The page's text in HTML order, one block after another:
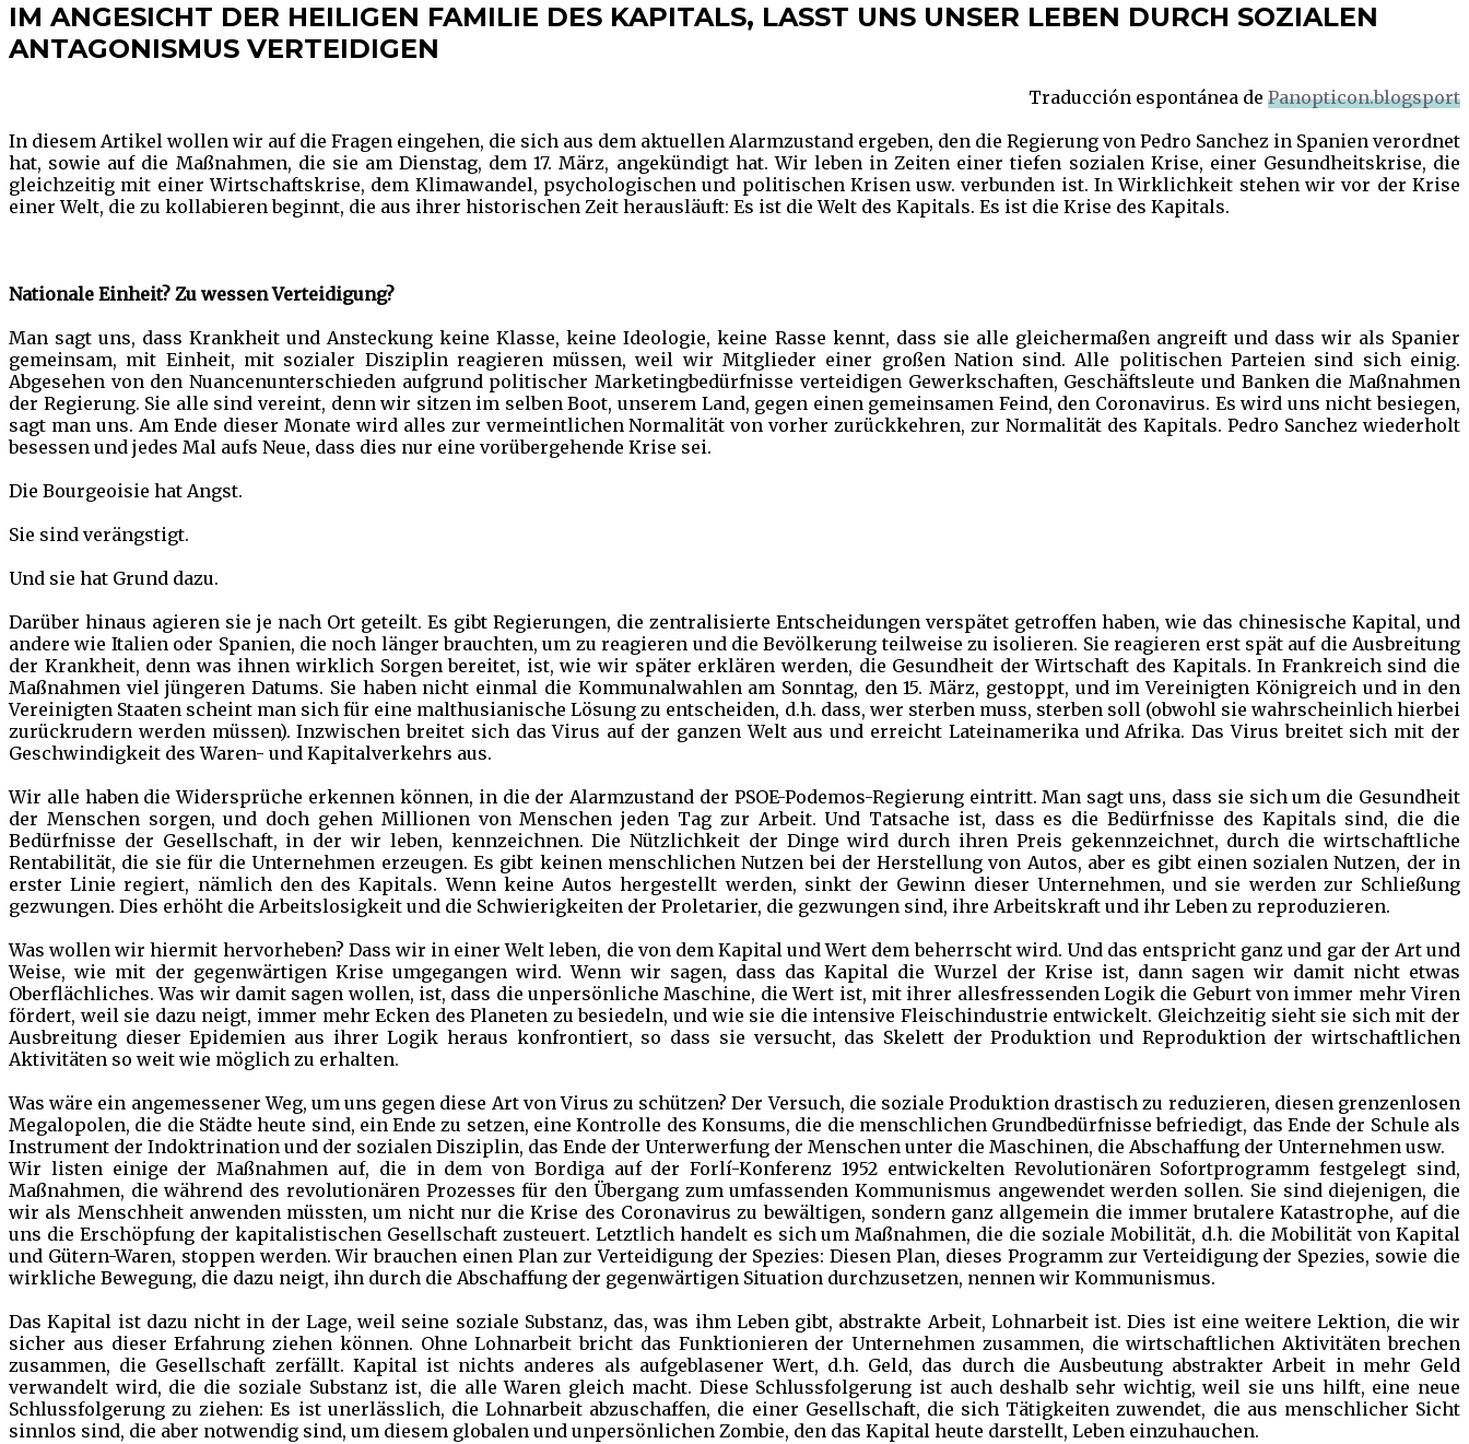
IM ANGESICHT DER HEILIGEN FAMILIE DES KAPITALS, LASST UNS UNSER LEBEN DURCH SOZIALEN
ANTAGONISMUS VERTEIDIGEN
Traducción espontánea de Panopticon.blogsport
In diesem Artikel wollen wir auf die Fragen eingehen, die sich aus dem aktuellen Alarmzustand ergeben, den die Regierung von Pedro Sanchez in Spanien verordnet
hat, sowie auf die Maßnahmen, die sie am Dienstag, dem 17. März, angekündigt hat. Wir leben in Zeiten einer tiefen sozialen Krise, einer Gesundheitskrise, die
gleichzeitig mit einer Wirtschaftskrise, dem Klimawandel, psychologischen und politischen Krisen usw. verbunden ist. In Wirklichkeit stehen wir vor der Krise
einer Welt, die zu kollabieren beginnt, die aus ihrer historischen Zeit herausläuft: Es ist die Welt des Kapitals. Es ist die Krise des Kapitals.
Nationale Einheit? Zu wessen Verteidigung?
Man sagt uns, dass Krankheit und Ansteckung keine Klasse, keine Ideologie, keine Rasse kennt, dass sie alle gleichermaßen angreift und dass wir als Spanier
gemeinsam, mit Einheit, mit sozialer Disziplin reagieren müssen, weil wir Mitglieder einer großen Nation sind. Alle politischen Parteien sind sich einig.
Abgesehen von den Nuancenunterschieden aufgrund politischer Marketingbedürfnisse verteidigen Gewerkschaften, Geschäftsleute und Banken die Maßnahmen
der Regierung. Sie alle sind vereint, denn wir sitzen im selben Boot, unserem Land, gegen einen gemeinsamen Feind, den Coronavirus. Es wird uns nicht besiegen,
sagt man uns. Am Ende dieser Monate wird alles zur vermeintlichen Normalität von vorher zurückkehren, zur Normalität des Kapitals. Pedro Sanchez wiederholt
besessen und jedes Mal aufs Neue, dass dies nur eine vorübergehende Krise sei.
Die Bourgeoisie hat Angst.
Sie sind verängstigt.
Und sie hat Grund dazu.
Darüber hinaus agieren sie je nach Ort geteilt. Es gibt Regierungen, die zentralisierte Entscheidungen verspätet getroffen haben, wie das chinesische Kapital, und
andere wie Italien oder Spanien, die noch länger brauchten, um zu reagieren und die Bevölkerung teilweise zu isolieren. Sie reagieren erst spät auf die Ausbreitung
der Krankheit, denn was ihnen wirklich Sorgen bereitet, ist, wie wir später erklären werden, die Gesundheit der Wirtschaft des Kapitals. In Frankreich sind die
Maßnahmen viel jüngeren Datums. Sie haben nicht einmal die Kommunalwahlen am Sonntag, den 15. März, gestoppt, und im Vereinigten Königreich und in den
Vereinigten Staaten scheint man sich für eine malthusianische Lösung zu entscheiden, d.h. dass, wer sterben muss, sterben soll (obwohl sie wahrscheinlich hierbei
zurückrudern werden müssen). Inzwischen breitet sich das Virus auf der ganzen Welt aus und erreicht Lateinamerika und Afrika. Das Virus breitet sich mit der
Geschwindigkeit des Waren- und Kapitalverkehrs aus.
Wir alle haben die Widersprüche erkennen können, in die der Alarmzustand der PSOE-Podemos-Regierung eintritt. Man sagt uns, dass sie sich um die Gesundheit
der Menschen sorgen, und doch gehen Millionen von Menschen jeden Tag zur Arbeit. Und Tatsache ist, dass es die Bedürfnisse des Kapitals sind, die die
Bedürfnisse der Gesellschaft, in der wir leben, kennzeichnen. Die Nützlichkeit der Dinge wird durch ihren Preis gekennzeichnet, durch die wirtschaftliche
Rentabilität, die sie für die Unternehmen erzeugen. Es gibt keinen menschlichen Nutzen bei der Herstellung von Autos, aber es gibt einen sozialen Nutzen, der in
erster Linie regiert, nämlich den des Kapitals. Wenn keine Autos hergestellt werden, sinkt der Gewinn dieser Unternehmen, und sie werden zur Schließung
gezwungen. Dies erhöht die Arbeitslosigkeit und die Schwierigkeiten der Proletarier, die gezwungen sind, ihre Arbeitskraft und ihr Leben zu reproduzieren.
Was wollen wir hiermit hervorheben? Dass wir in einer Welt leben, die von dem Kapital und Wert dem beherrscht wird. Und das entspricht ganz und gar der Art und
Weise, wie mit der gegenwärtigen Krise umgegangen wird. Wenn wir sagen, dass das Kapital die Wurzel der Krise ist, dann sagen wir damit nicht etwas
Oberflächliches. Was wir damit sagen wollen, ist, dass die unpersönliche Maschine, die Wert ist, mit ihrer allesfressenden Logik die Geburt von immer mehr Viren
fördert, weil sie dazu neigt, immer mehr Ecken des Planeten zu besiedeln, und wie sie die intensive Fleischindustrie entwickelt. Gleichzeitig sieht sie sich mit der
Ausbreitung dieser Epidemien aus ihrer Logik heraus konfrontiert, so dass sie versucht, das Skelett der Produktion und Reproduktion der wirtschaftlichen
Aktivitäten so weit wie möglich zu erhalten.
Was wäre ein angemessener Weg, um uns gegen diese Art von Virus zu schützen? Der Versuch, die soziale Produktion drastisch zu reduzieren, diesen grenzenlosen
Megalopolen, die die Städte heute sind, ein Ende zu setzen, eine Kontrolle des Konsums, die die menschlichen Grundbedürfnisse befriedigt, das Ende der Schule als
Instrument der Indoktrination und der sozialen Disziplin, das Ende der Unterwerfung der Menschen unter die Maschinen, die Abschaffung der Unternehmen usw.
Wir listen einige der Maßnahmen auf, die in dem von Bordiga auf der Forlí-Konferenz 1952 entwickelten Revolutionären Sofortprogramm festgelegt sind,
Maßnahmen, die während des revolutionären Prozesses für den Übergang zum umfassenden Kommunismus angewendet werden sollen. Sie sind diejenigen, die
wir als Menschheit anwenden müssten, um nicht nur die Krise des Coronavirus zu bewältigen, sondern ganz allgemein die immer brutalere Katastrophe, auf die
uns die Erschöpfung der kapitalistischen Gesellschaft zusteuert. Letztlich handelt es sich um Maßnahmen, die die soziale Mobilität, d.h. die Mobilität von Kapital
und Gütern-Waren, stoppen werden. Wir brauchen einen Plan zur Verteidigung der Spezies: Diesen Plan, dieses Programm zur Verteidigung der Spezies, sowie die
wirkliche Bewegung, die dazu neigt, ihn durch die Abschaffung der gegenwärtigen Situation durchzusetzen, nennen wir Kommunismus.
Das Kapital ist dazu nicht in der Lage, weil seine soziale Substanz, das, was ihm Leben gibt, abstrakte Arbeit, Lohnarbeit ist. Dies ist eine weitere Lektion, die wir
sicher aus dieser Erfahrung ziehen können. Ohne Lohnarbeit bricht das Funktionieren der Unternehmen zusammen, die wirtschaftlichen Aktivitäten brechen
zusammen, die Gesellschaft zerfällt. Kapital ist nichts anderes als aufgeblasener Wert, d.h. Geld, das durch die Ausbeutung abstrakter Arbeit in mehr Geld
verwandelt wird, die die soziale Substanz ist, die alle Waren gleich macht. Diese Schlussfolgerung ist auch deshalb sehr wichtig, weil sie uns hilft, eine neue
Schlussfolgerung zu ziehen: Es ist unerlässlich, die Lohnarbeit abzuschaffen, die einer Gesellschaft, die sich Tätigkeiten zuwendet, die aus menschlicher Sicht
sinnlos sind, die aber notwendig sind, um diesem globalen und unpersönlichen Zombie, den das Kapital heute darstellt, Leben einzuhauchen.